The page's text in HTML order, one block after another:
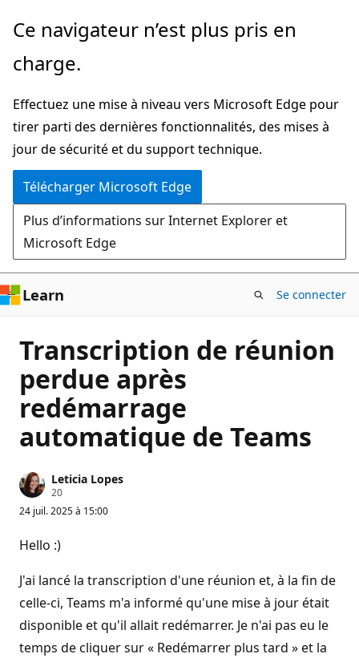
Passer
directement
au
principal
Ce navigateur n’est plus pris en
charge.
Effectuez une mise à niveau vers Microsoft Edge pour
tirer parti des dernières fonctionnalités, des mises à
jour de sécurité et du support technique.
Télécharger Microsoft Edge
Plus d’informations sur Internet Explorer et
Microsoft Edge
Learn Se connecter
Transcription de réunion
perdue après
redémarrage
automatique de Teams
Leticia Lopes
20P
i
e
r
é
p
u
a
24 juil. 2025 à 15:00
Hello :)
J'ai lancé la transcription d'une réunion et, à la fin de
celle-ci, Teams m'a informé qu'une mise à jour était
disponible et qu'il allait redémarrer. Je n'ai pas eu le
temps de cliquer sur « Redémarrer plus tard » et la